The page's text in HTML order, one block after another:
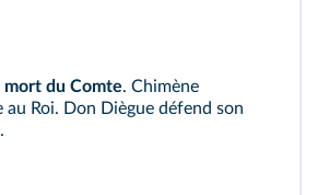
mort du Comte. Chimène
au Roi. Don Diègue défend son